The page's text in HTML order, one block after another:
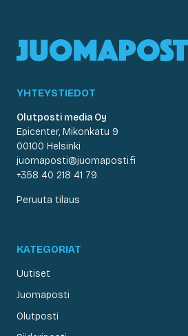
YHTEYSTIEDOT
Olutposti media Oy
Epicenter, Mikonkatu 9
00100 Helsinki
juomaposti@juomaposti.fi
+358 40 218 41 79
Peruuta tilaus
KATEGORIAT
Uutiset
Juomaposti
Olutposti